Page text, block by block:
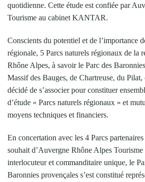
quotidienne. Cette étude est confiée par
Tourisme au cabinet KANTAR.
Conscients du potentiel et de l’importance
régionale, 5 Parcs naturels régionaux de la
Rhône Alpes, à savoir le Parc des
Massif des Bauges, de Chartreuse, du
décidé de s’associer pour constituer
d’étude « Parcs naturels régionaux » et
moyens techniques et financiers.
En concertation avec les 4 Parcs
souhait d’Auvergne Rhône Alpes Tourisme
interlocuteur et commanditaire unique, le
Baronnies provençales s’est constitué